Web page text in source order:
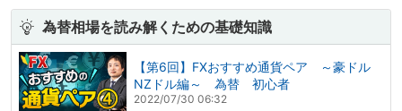
為替相場を読み解くための基礎知識
【第6回】FXおすすめ通貨ペア ～豪ドル
NZドル編～ 為替 初心者
2022/07/30 06:32